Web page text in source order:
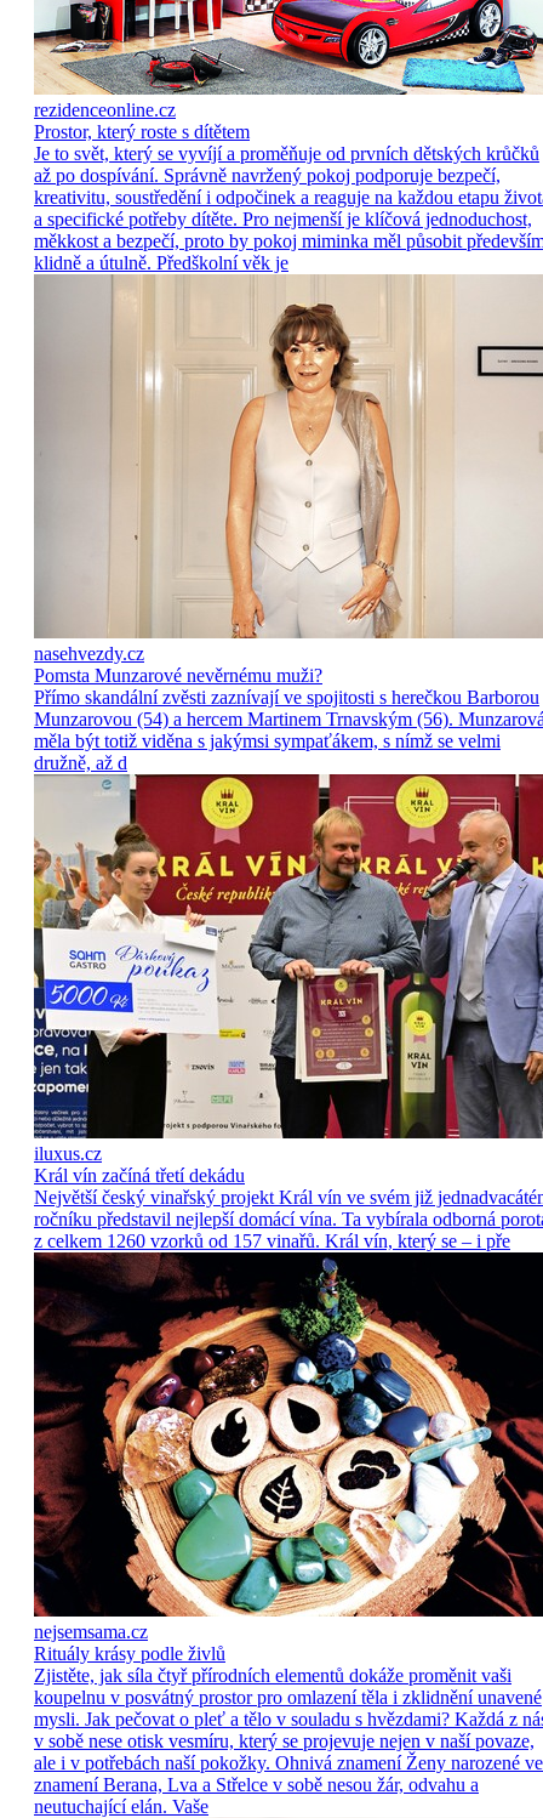
rezidenceonline.cz
Prostor, který roste s dítětem
Je to svět, který se vyvíjí a proměňuje od prvních dětských krůčků
až po dospívání. Správně navržený pokoj podporuje bezpečí,
kreativitu, soustředění i odpočinek a reaguje na každou etapu
a specifické potřeby dítěte. Pro nejmenší je klíčová jednoduchost,
měkkost a bezpečí, proto by pokoj miminka měl působit
klidně a útulně. Předškolní věk je
nasehvezdy.cz
Pomsta Munzarové nevěrnému muži?
Přímo skandální zvěsti zaznívají ve spojitosti s herečkou Barborou
Munzarovou (54) a hercem Martinem Trnavským (56).
měla být totiž viděna s jakýmsi sympaťákem, s nímž se velmi
družně, až d
iluxus.cz
Král vín začíná třetí dekádu
Největší český vinařský projekt Král vín ve svém již
ročníku představil nejlepší domácí vína. Ta vybírala odborná
z celkem 1260 vzorků od 157 vinařů. Král vín, který se – i pře
nejsemsama.cz
Rituály krásy podle živlů
Zjistěte, jak síla čtyř přírodních elementů dokáže proměnit vaši
koupelnu v posvátný prostor pro omlazení těla i zklidnění unavené
mysli. Jak pečovat o pleť a tělo v souladu s hvězdami? Každá z
v sobě nese otisk vesmíru, který se projevuje nejen v naší povaze,
ale i v potřebách naší pokožky. Ohnivá znamení Ženy narozené ve
znamení Berana, Lva a Střelce v sobě nesou žár, odvahu a
neutuchající elán. Vaše